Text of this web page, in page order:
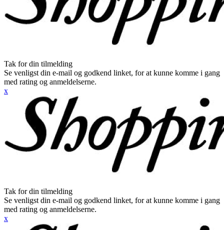
Tak for din tilmelding
Se venligst din e-mail og godkend linket, for at kunne komme i gang
med rating og anmeldelserne.
x
Tak for din tilmelding
Se venligst din e-mail og godkend linket, for at kunne komme i gang
med rating og anmeldelserne.
x